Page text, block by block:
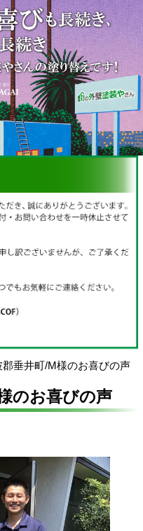
垂井町/M様のお喜びの声
のお喜びの声